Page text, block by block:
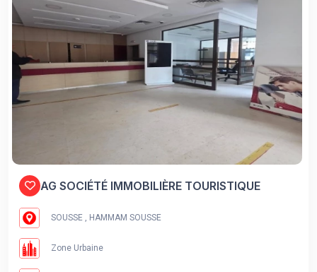
AG SOCIÉTÉ IMMOBILIÈRE TOURISTIQUE
SOUSSE , HAMMAM SOUSSE
Zone Urbaine